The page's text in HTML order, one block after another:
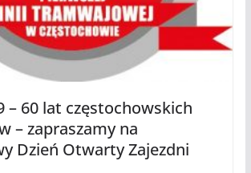
– 60 lat częstochowskich
– zapraszamy na
Dzień Otwarty Zajezdni